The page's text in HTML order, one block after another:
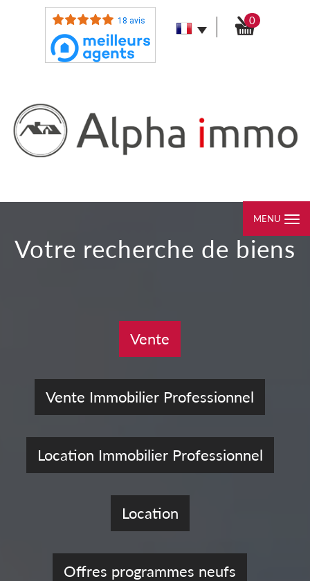
18 avis 0
MENU
votre recherche de biens
Vente
Vente Immobilier Professionnel
Location Immobilier Professionnel
Location
Offres programmes neufs